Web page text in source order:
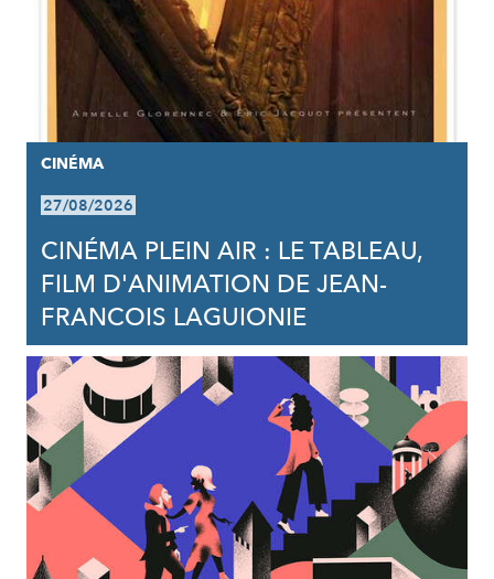
CINÉMA
27/08/2026
CINÉMA PLEIN AIR : LE TABLEAU,
FILM D'ANIMATION DE JEAN-
FRANCOIS LAGUIONIE